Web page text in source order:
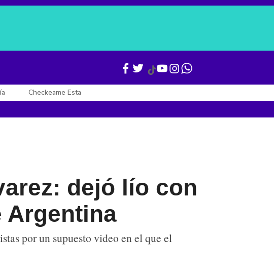
Checkeame Esta
dejó lío con
Argentina
por un supuesto video en el que el